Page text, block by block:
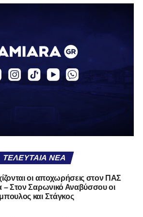
σήμερα διάτρητη. Σαν ένα σακάκι
σε επίσημες περιστάσεις τώρα
τσαλακωμένο, χωρίς να ξέρεις
ξανά ή να το χαρίσεις. Η Λαμία
τι θέλει να είναι. Και αυτό είναι πάντα
αντί για παράγοντες
με τις «χάρες» των άλλων
αδυναμίες. Σαν να ψάχνεις
δεν βρέχει, ενώ κρατάς
σαλόνι.
ΤΕΛΕΥΤΑΊΑ ΝΈΑ
οι αποχωρήσεις στον ΠΑΣ
– Στον Σαρωνικό Αναβύσσου οι
και Στάγκος